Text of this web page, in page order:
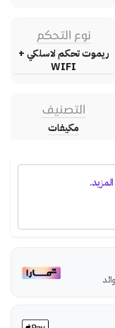
نوع التحكم
ريموت تحكم لاسلكي +
WIFI
التصنيف
مكيفات